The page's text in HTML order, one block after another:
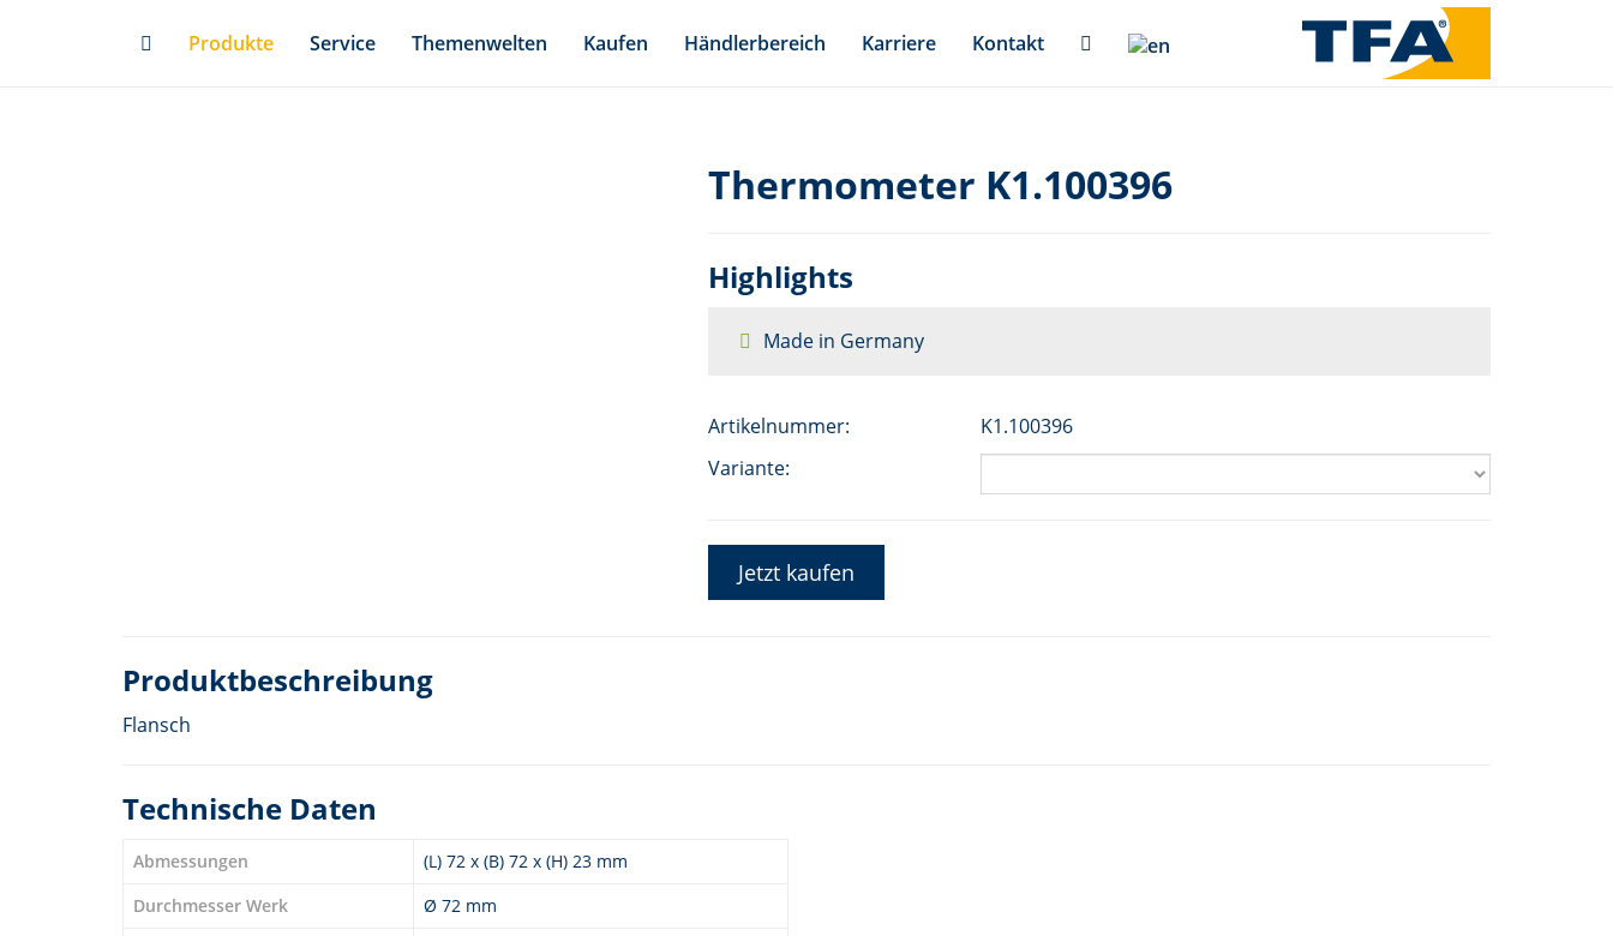
Produkte Service Themenwelten Kaufen Händlerbereich Karriere Kontakt
Thermometer K1.100396
Highlights
Made in Germany
Artikelnummer:
K1.100396
Variante:
Jetzt kaufen
Produktbeschreibung
Flansch
Technische Daten
Abmessungen
(L) 72 x (B) 72 x (H) 23 mm
Durchmesser Werk
Ø 72 mm